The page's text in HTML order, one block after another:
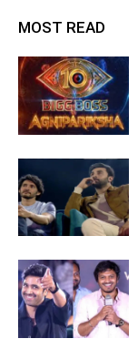
MOST READ